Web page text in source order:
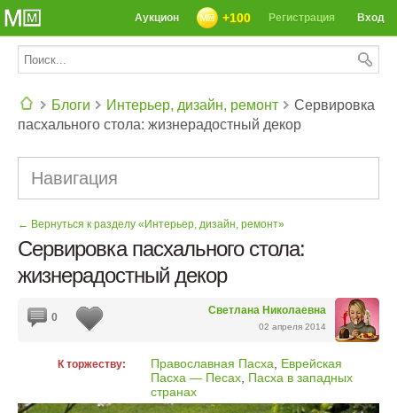
Вход
Регистрация
+100
Аукцион
Блоги Интерьер, дизайн, ремонт
Сервировка
пасхального стола: жизнерадостный декор
Навигация
← Вернуться к разделу «Интерьер, дизайн, ремонт»
Сервировка пасхального стола:
жизнерадостный декор
Светлана Николаевна
02 апреля 2014
0
К торжеству: Православная Пасха
Еврейская
Пасха — Песах Пасха в западных
странах